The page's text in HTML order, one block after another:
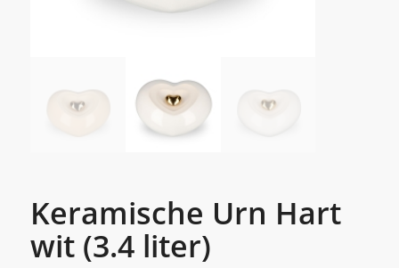
Keramische Urn Hart
wit (3.4 liter)